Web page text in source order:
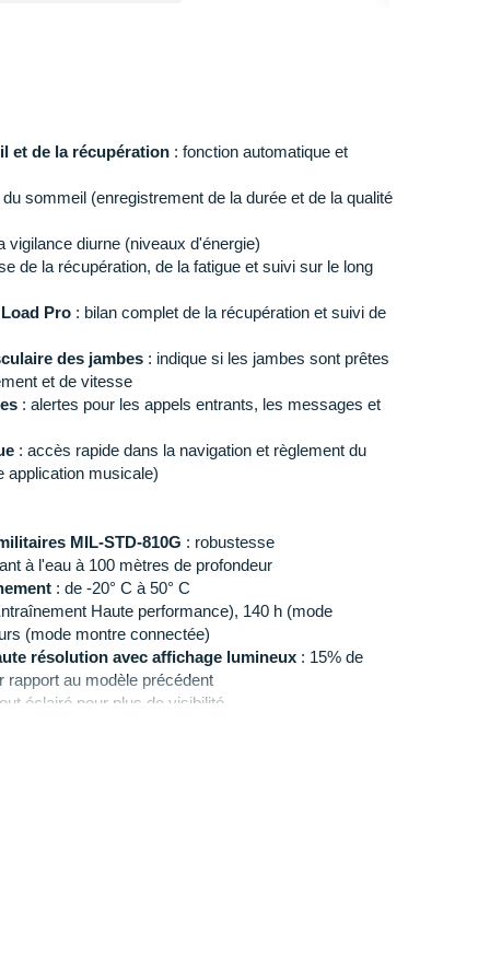
et de la récupération : fonction automatique et
sommeil (enregistrement de la durée et de la qualité
vigilance diurne (niveaux d'énergie)
de la récupération, de la fatigue et suivi sur le long
Pro: bilan complet de la récupération et suivi de
des jambes: indique si les jambes sont prêtes
et de vitesse
: alertes pour les appels entrants, les messages et
: accès rapide dans la navigation et règlement du
application musicale)
MIL-STD-810G : robustesse
à l'eau à 100 mètres de profondeur
: de -20° C à 50° C
Haute performance), 140 h (mode
(mode montre connectée)
résolution avec affichage lumineux : 15% de
rapport au modèle précédent
éclairé pour plus de visibilité
cardiaque Polar H10